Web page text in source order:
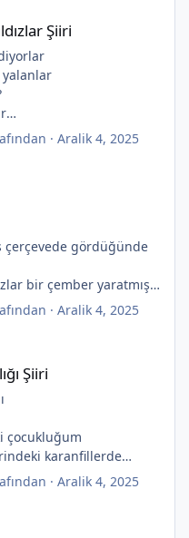
Şiiri
yalanlar
· Aralik 4, 2025
çerçevede gördüğünde
bir çember yaratmış
mumlar
sesini
sayarmış.
derler
birleştiğinde
· Aralik 4, 2025
Şiiri
çocukluğum
karanfillerde
mezarlıkta hayaller
· Aralik 4, 2025
*